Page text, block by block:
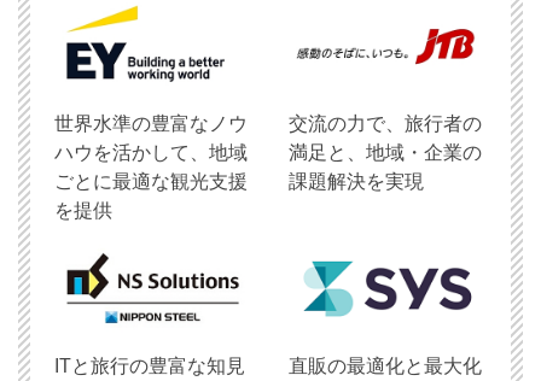
世界水準の豊富なノウ
ハウを活かして、地域
ごとに最適な観光支援
を提供
交流の力で、旅行者の
満足と、地域・企業の
課題解決を実現
ITと旅行の豊富な知見 直販の最適化と最大化